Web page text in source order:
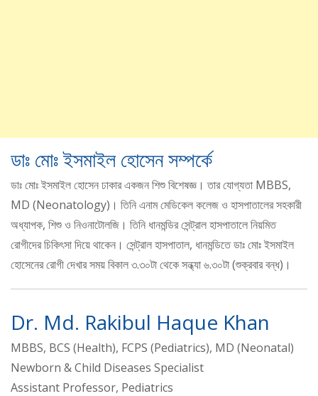
ডাঃ মোঃ ইসমাইল হোসেন সম্পর্কে
ডাঃ মোঃ ইসমাইল হোসেন ঢাকার একজন শিশু বিশেষজ্ঞ। তার যোগ্যতা MBBS,
MD (Neonatology)। তিনি এনাম মেডিকেল কলেজ ও হাসপাতালের সহকারী
অধ্যাপক, শিশু ও নিওনাটোলজি। তিনি ধানমন্ডির সেন্ট্রাল হাসপাতালে নিয়মিত
রোগীদের চিকিৎসা দিয়ে থাকেন। সেন্ট্রাল হাসপাতাল, ধানমন্ডিতে ডাঃ মোঃ ইসমাইল
হোসেনের রোগী দেখার সময় বিকাল ৩.৩০টা থেকে সন্ধ্যা ৬.৩০টা (শুক্রবার বন্ধ)।
Dr. Md. Rakibul Haque Khan
MBBS, BCS (Health), FCPS (Pediatrics), MD (Neonatal)
Newborn & Child Diseases Specialist
Assistant Professor, Pediatrics